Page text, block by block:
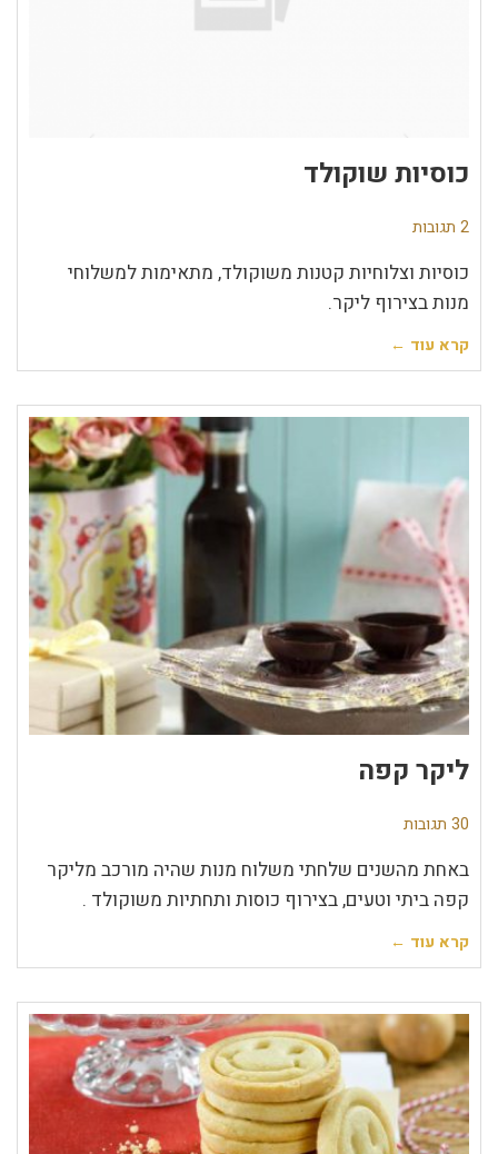
כוסיות שוקולד
2 תגובות
כוסיות וצלוחיות קטנות משוקולד, מתאימות למשלוחי
מנות בצירוף ליקר.
קרא עוד ←
ליקר קפה
30 תגובות
באחת מהשנים שלחתי משלוח מנות שהיה מורכב מליקר
קפה ביתי וטעים, בצירוף כוסות ותחתיות משוקולד .
קרא עוד ←